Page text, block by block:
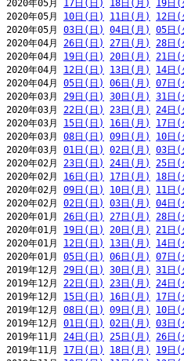
2020年05月 17日(日) 18日(月) 19日(
2020年05月 10日(日) 11日(月) 12日(
2020年05月 03日(日) 04日(月) 05日(
2020年04月 26日(日) 27日(月) 28日(
2020年04月 19日(日) 20日(月) 21日(
2020年04月 12日(日) 13日(月) 14日(
2020年04月 05日(日) 06日(月) 07日(
2020年03月 29日(日) 30日(月) 31日(
2020年03月 22日(日) 23日(月) 24日(
2020年03月 15日(日) 16日(月) 17日(
2020年03月 08日(日) 09日(月) 10日(
2020年03月 01日(日) 02日(月) 03日(
2020年02月 23日(日) 24日(月) 25日(
2020年02月 16日(日) 17日(月) 18日(
2020年02月 09日(日) 10日(月) 11日(
2020年02月 02日(日) 03日(月) 04日(
2020年01月 26日(日) 27日(月) 28日(
2020年01月 19日(日) 20日(月) 21日(
2020年01月 12日(日) 13日(月) 14日(
2020年01月 05日(日) 06日(月) 07日(
2019年12月 29日(日) 30日(月) 31日(
2019年12月 22日(日) 23日(月) 24日(
2019年12月 15日(日) 16日(月) 17日(
2019年12月 08日(日) 09日(月) 10日(
2019年12月 01日(日) 02日(月) 03日(
2019年11月 24日(日) 25日(月) 26日(
2019年11月 17日(日) 18日(月) 19日(